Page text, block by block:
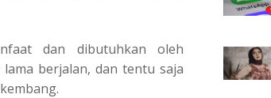
dan dibutuhkan oleh
berjalan, dan tentu saja